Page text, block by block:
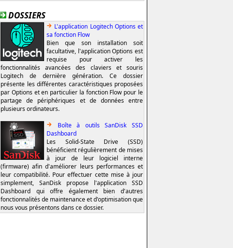
DOSSIERS
L'application Logitech Options et
sa fonction Flow
Bien que son installation soit
facultative, l'application Options est
requise pour activer les
fonctionnalités avancées des claviers et souris
Logitech de dernière génération. Ce dossier
présente les différentes caractéristiques proposées
par Options et en particulier la fonction Flow pour le
partage de périphériques et de données entre
plusieurs ordinateurs.
Boîte à outils SanDisk SSD
Dashboard
Les Solid-State Drive (SSD)
bénéficient régulièrement de mises
à jour de leur logiciel interne
(firmware) afin d'améliorer leurs performances et
leur compatibilité. Pour effectuer cette mise à jour
simplement, SanDisk propose l'application SSD
Dashboard qui offre également bien d'autres
fonctionnalités de maintenance et d'optimisation que
nous vous présentons dans ce dossier.